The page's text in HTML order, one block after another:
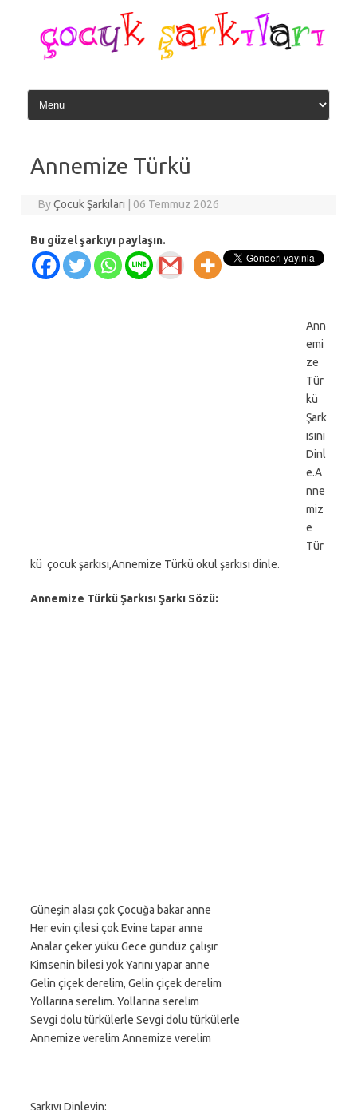
content
Annemize Türkü
ByÇocuk Şarkıları | 06 Temmuz 2026
Bu güzel şarkıyı paylaşın.
Ann
emi
ze
Tür
kü
Şark
ısını
Dinl
e.A
nne
miz
e
Tür
kü çocuk şarkısı,Annemize Türkü okul şarkısı dinle.
Annemize Türkü Şarkısı Şarkı Sözü:
Güneşin alası çok Çocuğa bakar anne
Her evin çilesi çok Evine tapar anne
Analar çeker yükü Gece gündüz çalışır
Kimsenin bilesi yok Yarını yapar anne
Gelin çiçek derelim, Gelin çiçek derelim
Yollarına serelim. Yollarına serelim
Sevgi dolu türkülerle Sevgi dolu türkülerle
Annemize verelim Annemize verelim
Şarkıyı Dinleyin: